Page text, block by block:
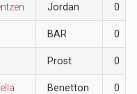
Jordan 0
BAR 0
Prost 0
Benetton 0